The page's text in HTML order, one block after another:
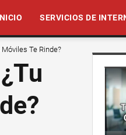
SERVICIOS DE
Te Rinde?